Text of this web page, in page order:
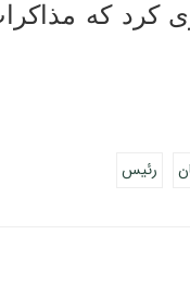
کرد که
رئیس